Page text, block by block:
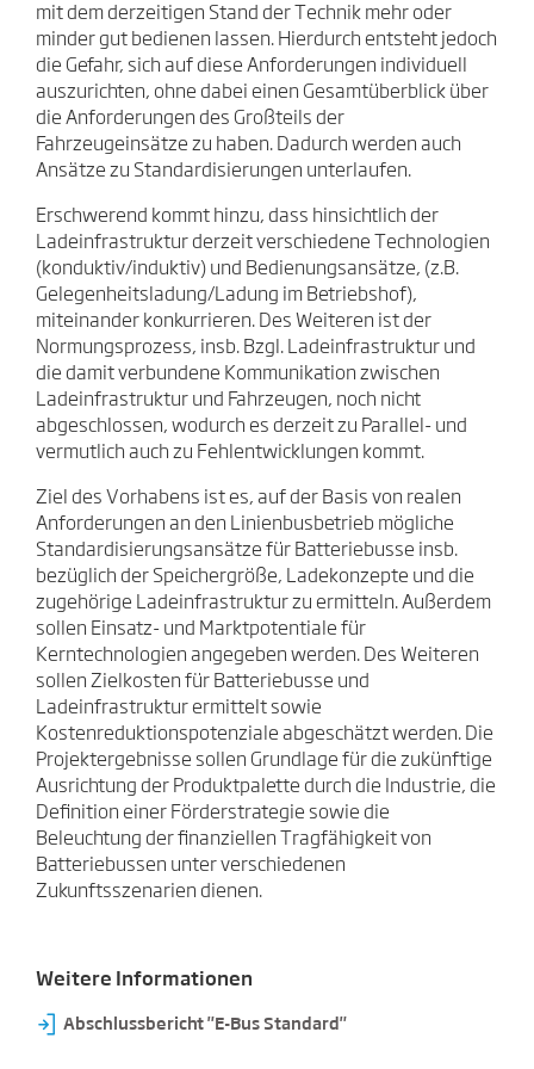
mit dem derzeitigen Stand der Technik mehr oder
minder gut bedienen lassen. Hierdurch entsteht jedoch
die Gefahr, sich auf diese Anforderungen individuell
auszurichten, ohne dabei einen Gesamtüberblick über
die Anforderungen des Großteils der
Fahrzeugeinsätze zu haben. Dadurch werden auch
Ansätze zu Standardisierungen unterlaufen.
Erschwerend kommt hinzu, dass hinsichtlich der
Ladeinfrastruktur derzeit verschiedene Technologien
(konduktiv/induktiv) und Bedienungsansätze, (z.B.
Gelegenheitsladung/Ladung im Betriebshof),
miteinander konkurrieren. Des Weiteren ist der
Normungsprozess, insb. Bzgl. Ladeinfrastruktur und
die damit verbundene Kommunikation zwischen
Ladeinfrastruktur und Fahrzeugen, noch nicht
abgeschlossen, wodurch es derzeit zu Parallel- und
vermutlich auch zu Fehlentwicklungen kommt.
Ziel des Vorhabens ist es, auf der Basis von realen
Anforderungen an den Linienbusbetrieb mögliche
Standardisierungsansätze für Batteriebusse insb.
bezüglich der Speichergröße, Ladekonzepte und die
zugehörige Ladeinfrastruktur zu ermitteln. Außerdem
sollen Einsatz- und Marktpotentiale für
Kerntechnologien angegeben werden. Des Weiteren
sollen Zielkosten für Batteriebusse und
Ladeinfrastruktur ermittelt sowie
Kostenreduktionspotenziale abgeschätzt werden. Die
Projektergebnisse sollen Grundlage für die zukünftige
Ausrichtung der Produktpalette durch die Industrie, die
Definition einer Förderstrategie sowie die
Beleuchtung der finanziellen Tragfähigkeit von
Batteriebussen unter verschiedenen
Zukunftsszenarien dienen.
Weitere Informationen
⇥ Abschlussbericht "E-Bus Standard"